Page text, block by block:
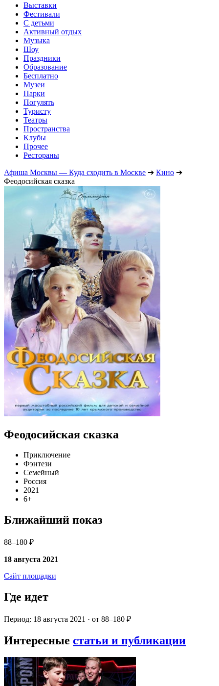
Выставки
Фестивали
С детьми
Активный отдых
Музыка
Шоу
Праздники
Образование
Бесплатно
Музеи
Парки
Погулять
Туристу
Театры
Пространства
Клубы
Прочее
Рестораны
Афиша Москвы — Куда сходить в Москве ➔ Кино ➔
Феодосийская сказка
Феодосийская сказка
Приключение
Фэнтези
Семейный
Россия
2021
6+
Ближайший показ
88–180 ₽
18 августа 2021
Сайт площадки
Где идет
Период: 18 августа 2021 · от 88–180 ₽
Интересные статьи и публикации